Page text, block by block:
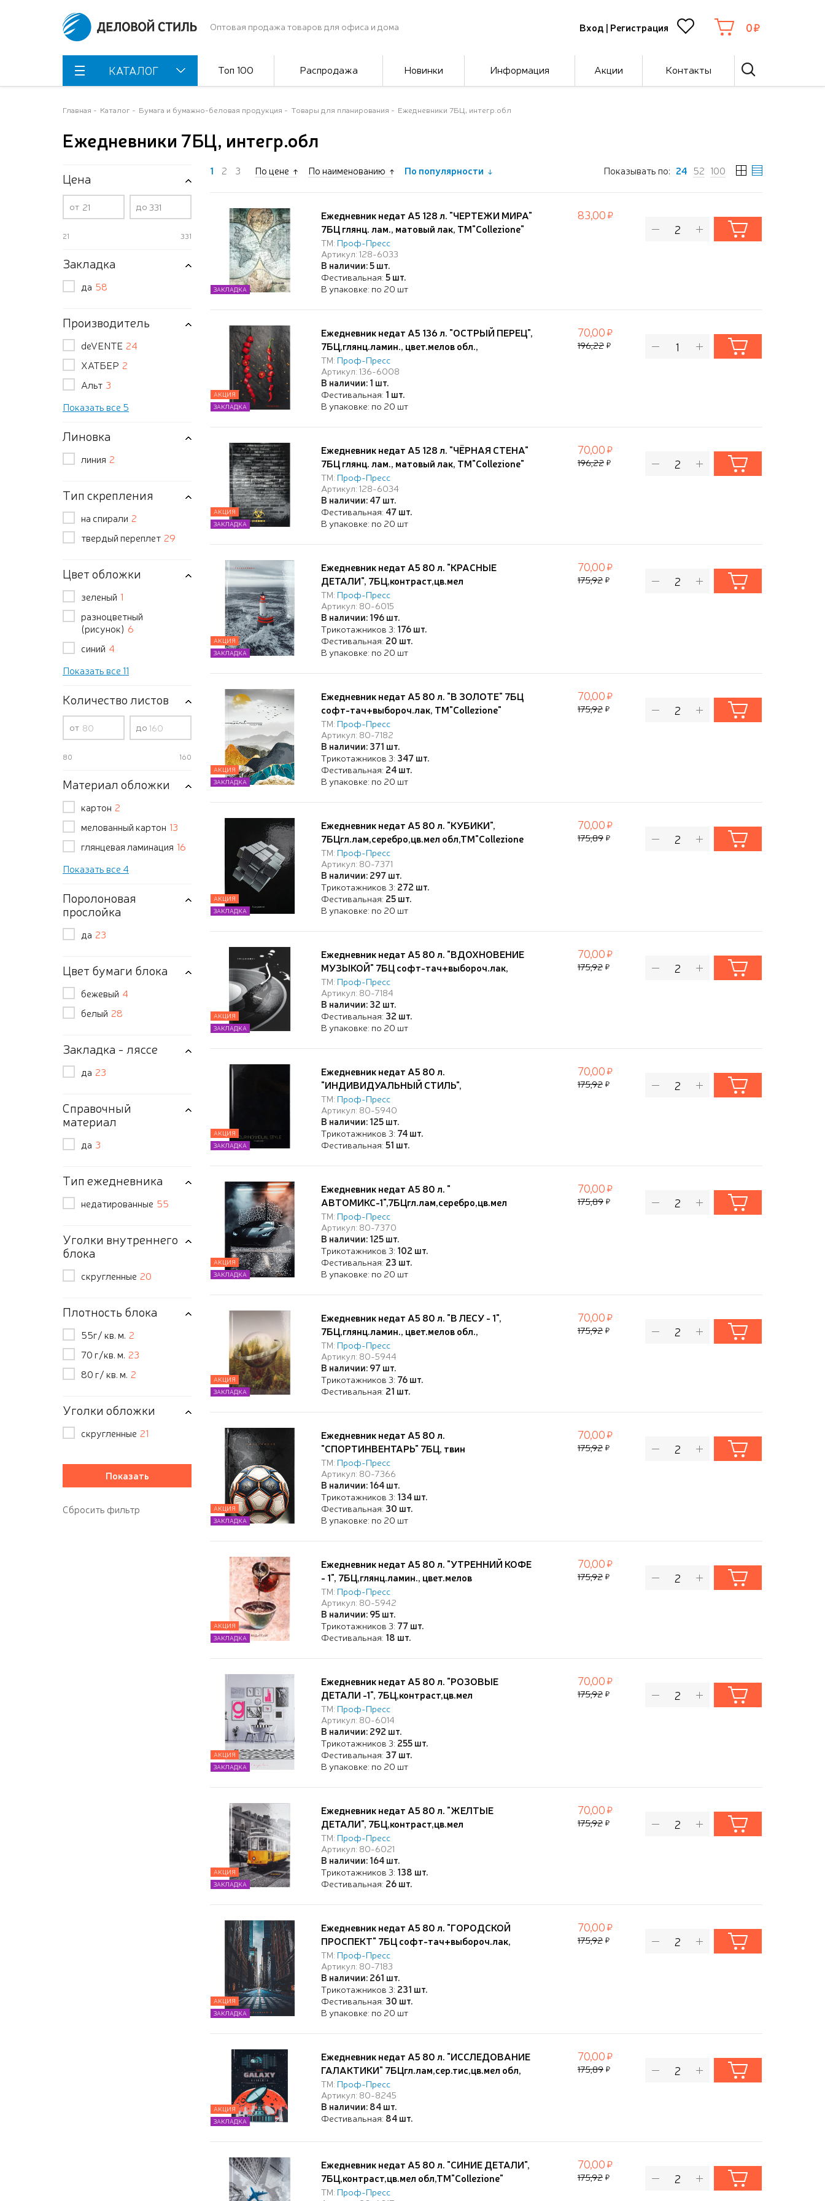
Оптовая продажа товаров для офиса и дома Вход | Регистрация 0
КАТАЛОГ Топ 100 Распродажа Новинки Информация Акции Контакты
Главная Каталог Бумага и бумажно-беловая продукция Товары для планирования Ежедневники 7БЦ, интегр.обл
Ежедневники 7БЦ, интегр.обл
Цена
от до
21 331
Закладка
да 58
Производитель
deVENTE 24
ХАТБЕР 2
Альт 3
Показать все 5
Линовка
линия 2
Тип скрепления
на спирали 2
твердый переплет 29
Цвет обложки
зеленый 1
разноцветный
(рисунок) 6
синий 4
Показать все 11
Количество листов
от до
80 160
Материал обложки
картон 2
мелованный картон 13
глянцевая ламинация 16
Показать все 4
Поролоновая
прослойка
да 23
Цвет бумаги блока
бежевый 4
белый 28
Закладка - ляссе
да 23
Справочный
материал
да 3
Тип ежедневника
недатированные 55
Уголки внутреннего
блока
скругленные 20
Плотность блока
55г/ кв. м. 2
70 г/кв. м. 23
80 г/ кв. м. 2
Уголки обложки
скругленные 21
1 2 3 По цене По наименованию По популярности Показывать по: 24 52 100
Ежедневник недат А5 128 л. "ЧЕРТЕЖИ МИРА"
7БЦ глянц. лам., матовый лак, ТМ"Collezione"
ТМ: Проф-Пресс
Артикул: 128-6033
В наличии: 5 шт.
Фестивальная:5 шт.
В упаковке: по 20 шт
ЗАКЛАДКА
83,00
Ежедневник недат А5 136 л. "ОСТРЫЙ ПЕРЕЦ",
7БЦ,глянц.ламин., цвет.мелов обл.,
ТМ: Проф-Пресс
Артикул: 136-6008
В наличии: 1 шт.
Фестивальная: 1 шт.
В упаковке: по 20 шт
АКЦИЯ
ЗАКЛАДКА
70,00
196,22
Ежедневник недат А5 128 л. "ЧЁРНАЯ СТЕНА"
7БЦ глянц. лам., матовый лак, ТМ"Collezione"
ТМ: Проф-Пресс
Артикул: 128-6034
В наличии: 47 шт.
Фестивальная: 47 шт.
В упаковке: по 20 шт
АКЦИЯ
ЗАКЛАДКА
70,00
196,22
Ежедневник недат А5 80 л. "КРАСНЫЕ
ДЕТАЛИ", 7БЦ,контраст,цв.мел
обл,ТМ"Collezione"
ТМ: Проф-Пресс
Артикул: 80-6015
В наличии: 196 шт.
Трикотажников 3: 176 шт.
Фестивальная: 20 шт.
В упаковке: по 20 шт
АКЦИЯ
ЗАКЛАДКА
70,00
175,92
Ежедневник недат А5 80 л. "В ЗОЛОТЕ" 7БЦ
софт-тач+выбороч.лак, ТМ"Collezione"
ТМ: Проф-Пресс
Артикул: 80-7182
В наличии: 371 шт.
Трикотажников 3: 347 шт.
Фестивальная: 24 шт.
В упаковке: по 20 шт
АКЦИЯ
ЗАКЛАДКА
70,00
175,92
Ежедневник недат А5 80 л. "КУБИКИ",
7БЦгл.лам,серебро,цв.мел обл,ТМ"Collezione
ТМ: Проф-Пресс
Артикул: 80-7371
В наличии: 297 шт.
Трикотажников 3: 272 шт.
Фестивальная: 25 шт.
В упаковке: по 20 шт
АКЦИЯ
ЗАКЛАДКА
70,00
175,89
Ежедневник недат А5 80 л. "ВДОХНОВЕНИЕ
МУЗЫКОЙ" 7БЦ софт-тач+выбороч.лак,
ТМ"Collezione"
ТМ: Проф-Пресс
Артикул: 80-7184
В наличии: 32 шт.
Фестивальная: 32 шт.
В упаковке: по 20 шт
АКЦИЯ
ЗАКЛАДКА
70,00
175,92
Ежедневник недат А5 80 л.
"ИНДИВИДУАЛЬНЫЙ СТИЛЬ",
7БЦ,глянц.ламин., цвет.мелов обл.,TM"Profit"
ТМ: Проф-Пресс
Артикул: 80-5940
В наличии: 125 шт.
Трикотажников 3: 74 шт.
Фестивальная:51 шт.
АКЦИЯ
ЗАКЛАДКА
70,00
175,92
Ежедневник недат А5 80 л. "
АВТОМИКС-1",7БЦгл.лам,серебро,цв.мел
обл,ТМ"Collezione"
ТМ: Проф-Пресс
Артикул: 80-7370
В наличии: 125 шт.
Трикотажников 3: 102 шт.
Фестивальная: 23 шт.
В упаковке: по 20 шт
АКЦИЯ
ЗАКЛАДКА
70,00
175,89
Ежедневник недат А5 80 л. "В ЛЕСУ - 1",
7БЦ,глянц.ламин., цвет.мелов обл.,
ТМ: Проф-Пресс
Артикул: 80-5944
В наличии: 97 шт.
Трикотажников 3: 76 шт.
Фестивальная: 21 шт.
АКЦИЯ
ЗАКЛАДКА
70,00
175,92
Ежедневник недат А5 80 л.
"СПОРТИНВЕНТАРЬ" 7БЦ, твин
лак,ТМ"Collezione"
ТМ: Проф-Пресс
Артикул: 80-7366
В наличии: 164 шт.
Трикотажников 3: 134 шт.
Фестивальная: 30 шт.
В упаковке: по 20 шт
АКЦИЯ
ЗАКЛАДКА
70,00
175,92
Ежедневник недат А5 80 л. "УТРЕННИЙ КОФЕ
- 1", 7БЦ,глянц.ламин., цвет.мелов
обл.,TM"Profit"
ТМ: Проф-Пресс
Артикул: 80-5942
В наличии: 95 шт.
Трикотажников 3: 77 шт.
Фестивальная: 18 шт.
АКЦИЯ
ЗАКЛАДКА
70,00
175,92
Ежедневник недат А5 80 л. "РОЗОВЫЕ
ДЕТАЛИ -1", 7БЦ,контраст,цв.мел
обл,ТМ"Collezione"
ТМ: Проф-Пресс
Артикул: 80-6014
В наличии: 292 шт.
Трикотажников 3: 255 шт.
Фестивальная: 37 шт.
В упаковке: по 20 шт
АКЦИЯ
ЗАКЛАДКА
70,00
175,92
Ежедневник недат А5 80 л. "ЖЕЛТЫЕ
ДЕТАЛИ", 7БЦ,контраст,цв.мел
обл,ТМ"Collezione"
ТМ: Проф-Пресс
Артикул: 80-6021
В наличии: 164 шт.
Трикотажников 3: 138 шт.
Фестивальная: 26 шт.
АКЦИЯ
ЗАКЛАДКА
70,00
175,92
Ежедневник недат А5 80 л. "ГОРОДСКОЙ
ПРОСПЕКТ" 7БЦ софт-тач+выбороч.лак,
ТМ"Collezione"
ТМ: Проф-Пресс
Артикул: 80-7183
В наличии: 261 шт.
Трикотажников 3: 231 шт.
Фестивальная: 30 шт.
В упаковке: по 20 шт
АКЦИЯ
ЗАКЛАДКА
70,00
175,92
Ежедневник недат А5 80 л. "ИССЛЕДОВАНИЕ
ГАЛАКТИКИ" 7БЦгл.лам,сер.тис,цв.мел обл,
ТМ"Collezione"
ТМ: Проф-Пресс
Артикул: 80-8245
В наличии: 84 шт.
Фестивальная: 84 шт.
АКЦИЯ
ЗАКЛАДКА
70,00
175,89
Ежедневник недат А5 80 л. "СИНИЕ ДЕТАЛИ",
7БЦ,контраст,цв.мел обл,ТМ"Collezione"
ТМ: Проф-Пресс
70,00
175,92